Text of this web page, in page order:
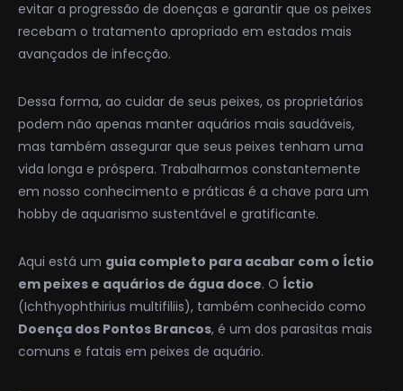
evitar a progressão de doenças e garantir que os peixes
recebam o tratamento apropriado em estados mais
avançados de infecção.
Dessa forma, ao cuidar de seus peixes, os proprietários
podem não apenas manter aquários mais saudáveis,
mas também assegurar que seus peixes tenham uma
vida longa e próspera. Trabalharmos constantemente
em nosso conhecimento e práticas é a chave para um
hobby de aquarismo sustentável e gratificante.
Aqui está um guia completo para acabar com o Íctio
em peixes e aquários de água doce. O Íctio
(Ichthyophthirius multifiliis), também conhecido como
Doença dos Pontos Brancos, é um dos parasitas mais
comuns e fatais em peixes de aquário.